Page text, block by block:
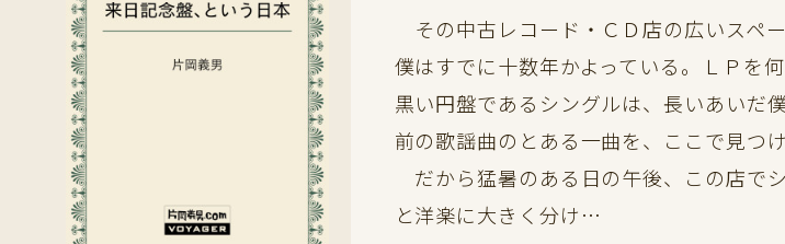
その中古レコード・ＣＤ店の広いスペ
僕はすでに十数年かよっている。ＬＰを
黒い円盤であるシングルは、長いあいだ
前の歌謡曲のとある一曲を、ここで見つ
だから猛暑のある日の午後、この店で
と洋楽に大きく分け…